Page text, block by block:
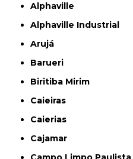
Alphaville
Alphaville Industrial
Arujá
Barueri
Biritiba Mirim
Caieiras
Caierias
Cajamar